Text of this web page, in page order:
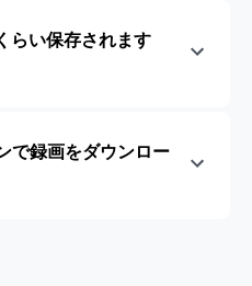
らい保存されます
で録画をダウンロー